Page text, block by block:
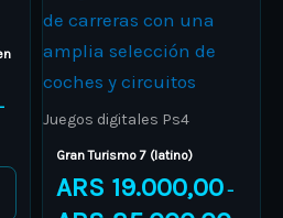
ARS 16.000,00
Juegos digitales Ps4
Gran Turismo 7 (latino)
ARS 19.000,00 –
has
multiple
variants.
The
be